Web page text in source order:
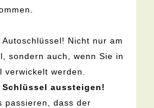
Nicht nur am
sondern auch, wenn Sie in
verwickelt werden.
Schlüssel aussteigen!
passieren, dass der